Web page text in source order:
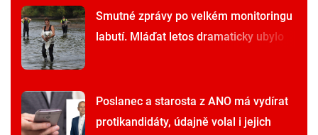
Smutné zprávy po velkém monitoringu
labutí. Mláďat letos dramaticky ubylo
Poslanec a starosta z ANO má vydírat
protikandidáty, údajně volal i jejich